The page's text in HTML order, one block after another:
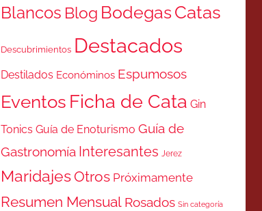
Blancos Blog BodegasCatas
Descubrimientos Destacados
Destilados Económinos Espumosos
Eventos Ficha de Cata Gin
Tonics Guía de Enoturismo Guía de
Gastronomía Interesantes Jerez
MaridajesOtros Próximamente
Resumen Mensual Rosados Sin categoría